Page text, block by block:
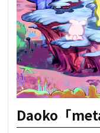
Daoko「